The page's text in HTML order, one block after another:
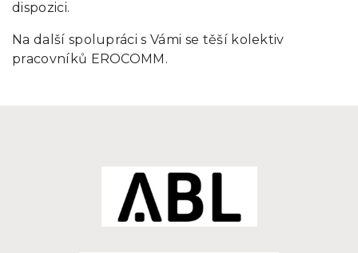
dispozici.
Na další spolupráci s Vámi se těší kolektiv
pracovníků EROCOMM.